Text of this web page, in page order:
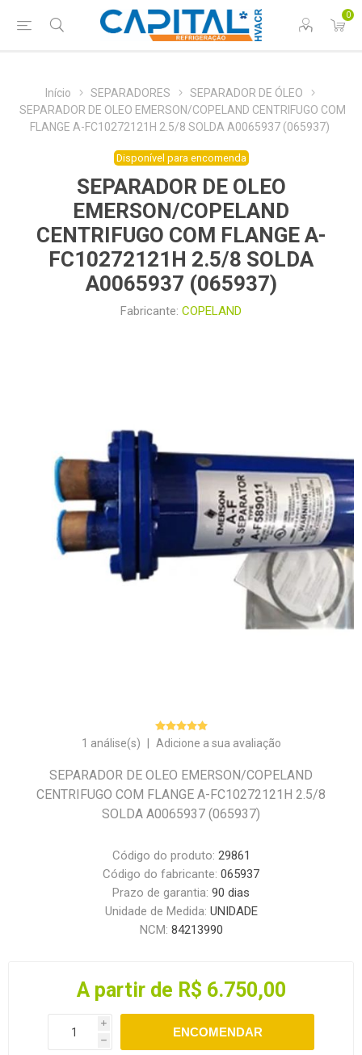
0
Início SEPARADORES
SEPARADOR DE ÓLEO
SEPARADOR DE OLEO EMERSON/COPELAND CENTRIFUGO COM
FLANGE A-FC10272121H 2.5/8 SOLDA A0065937 (065937)
Disponível para encomenda
SEPARADOR DE OLEO
EMERSON/COPELAND
CENTRIFUGO COM FLANGE A-
FC10272121H 2.5/8 SOLDA
A0065937 (065937)
Fabricante: COPELAND
1 análise(s) Adicione a sua avaliação
SEPARADOR DE OLEO EMERSON/COPELAND
CENTRIFUGO COM FLANGE A-FC10272121H 2.5/8
SOLDA A0065937 (065937)
Código do produto: 29861
Código do fabricante: 065937
Prazo de garantia: 90 dias
Unidade de Medida: UNIDADE
NCM: 84213990
A partir de R$ 6.750,00
i
h
ENCOMENDAR